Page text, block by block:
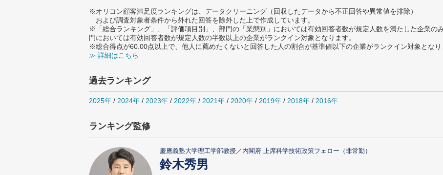
※オリコン顧客満足度ランキングは、データクリーニング（回収したデータから不正回答や異常値を排除）
および調査対象者条件から外れた回答を除外した上で作成しています。
※「総合ランキング」、「評価項目別」、部門の「業態別」においては有効回答者数が規定人数を満たした企業の
門においては有効回答者数が規定人数の半数以上の企業がランクイン対象となります。
※総合得点が60.00点以上で、他人に薦めたくないと回答した人の割合が基準値以下の企業がランクイン対象となり
≫ 詳細はこちら
過去ランキング
2025年 / 2024年 / 2023年 / 2022年 / 2021年 / 2020年 / 2019年 / 2018年 / 2016年
ランキング監修
慶應義塾大学理工学部教授／内閣府 上席科学技術政策フェロー（非常勤）
鈴木秀男